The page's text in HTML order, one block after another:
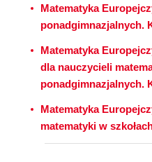
Matematyka
ponadgimnazjalnych.
Matematyka
dla nauczycieli
ponadgimnazjalnych.
Matematyka
matematyki w